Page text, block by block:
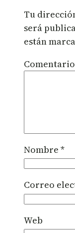
Tu
será
están
Comentario
Nombre *
Correo
Web